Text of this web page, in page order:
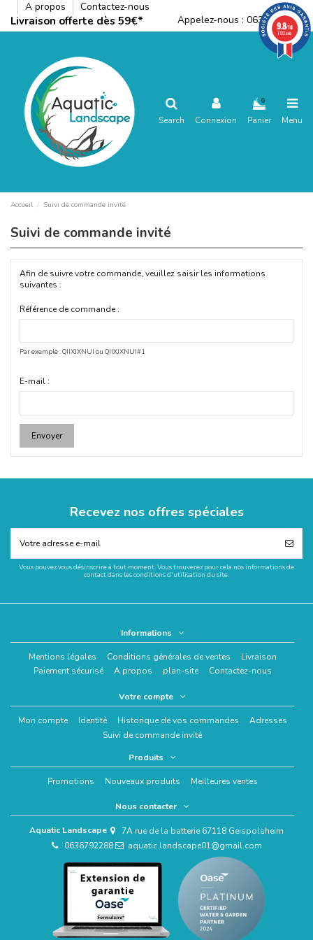
A propos Contactez-nous
Livraison offerte dès 59€* Appelez-nous : 0636792288
Search Connexion
0
Panier Menu
Accueil Suivi de commande invité
Suivi de commande invité
Afin de suivre votre commande, veuillez saisir les informations
suivantes :
Référence de commande :
Par exemple : QIIXJXNUI ou QIIXJXNUI#1
E-mail :
Envoyer
Recevez nos offres spéciales
Vous pouvez vous désinscrire à tout moment. Vous trouverez pour cela nos informations de
contact dans les conditions d'utilisation du site.
Informations
Mentions légales Conditions générales de ventes
Livraison
Paiement sécurisé
A propos plan-site Contactez-nous
Votre compte
Mon compte Identité Historique de vos commandes
Adresses
Suivi de commande invité
Produits
Promotions Nouveaux produits Meilleures ventes
Nous contacter
Aquatic Landscape
7A rue de la batterie 67118 Geispolsheim
0636792288
aquatic.landscape01@gmail.com
9.8/10
1122 avis